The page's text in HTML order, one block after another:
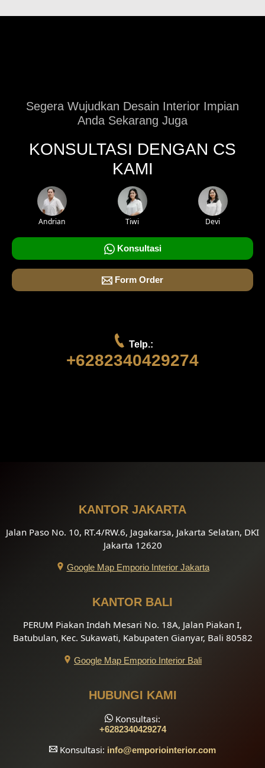
Segera Wujudkan Desain Interior Impian
Anda Sekarang Juga
KONSULTASI DENGAN CS
KAMI
Andrian Tiwi Devi
Konsultasi
Form Order
Telp.:
+6282340429274
KANTOR JAKARTA
Jalan Paso No. 10, RT.4/RW.6, Jagakarsa, Jakarta Selatan, DKI
Jakarta 12620
Google Map Emporio Interior Jakarta
KANTOR BALI
PERUM Piakan Indah Mesari No. 18A, Jalan Piakan I,
Batubulan, Kec. Sukawati, Kabupaten Gianyar, Bali 80582
Google Map Emporio Interior Bali
HUBUNGI KAMI
Konsultasi:
+6282340429274
Konsultasi: info@emporiointerior.com